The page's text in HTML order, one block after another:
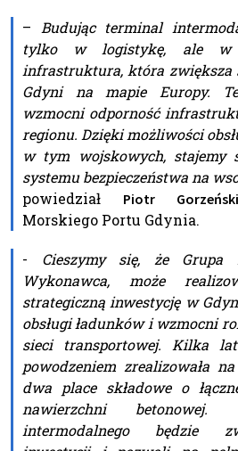
–
Budując terminal
tylko w logistykę, ale w
infrastruktura, która zwiększa
Gdyni na mapie Europy.
wzmocni odporność
regionu. Dzięki możliwości
w tym wojskowych, stajemy
systemu bezpieczeństwa na
powiedział Piotr Gorzeński
Morskiego Portu Gdynia.
- Cieszymy się, że Grupa
Wykonawca, może
strategiczną inwestycję w
obsługi ładunków i wzmocni
sieci transportowej. Kilka
powodzeniem zrealizowała
dwa place składowe o
nawierzchni betonowej.
intermodalnego będzie